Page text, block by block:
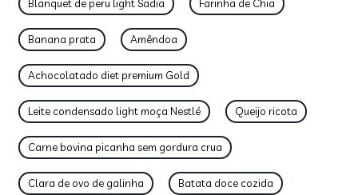
Blanquet de peru light Sadia Farinha de Chia
Banana prata Amêndoa
Achocolatado diet premium Gold
Leite condensado light moça Nestlé Queijo ricota
Carne bovina picanha sem gordura crua
Clara de ovo de galinha Batata doce cozida